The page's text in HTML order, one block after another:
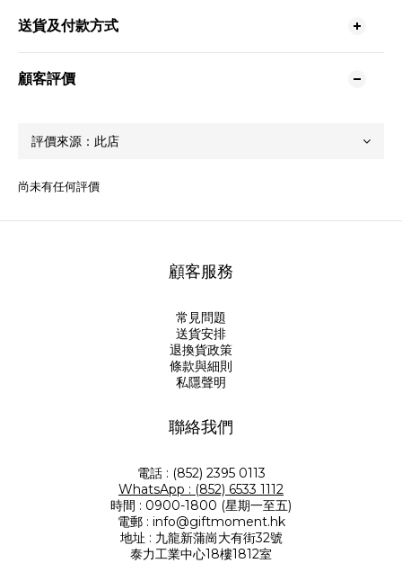
送貨及付款方式
顧客評價
尚未有任何評價
顧客服務
常見問題
送貨安排
退換貨政策
條款與細則
私隱聲明
聯絡我們
電話 : (852) 2395 0113
WhatsApp : (852) 6533 1112
時間 : 0900-1800 (星期一至五)
電郵 : info@giftmoment.hk
地址 : 九龍新蒲崗大有街32號
泰力工業中心18樓1812室